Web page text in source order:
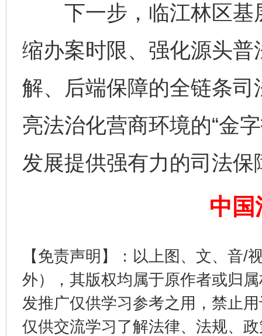
下一步，临江林区基
缩办案时限、强化源头
解、后端保障的全链条
亮法治化营商环境的“金
发展提供强有力的司法保
中国
【免责声明】：以上图、文、音/
外），其版权均属于原作者或归
发推广仅供学习参考之用，禁止
仅供交流学习了解法律、法规、
受贿1.44亿！段成刚被判无期 从幼